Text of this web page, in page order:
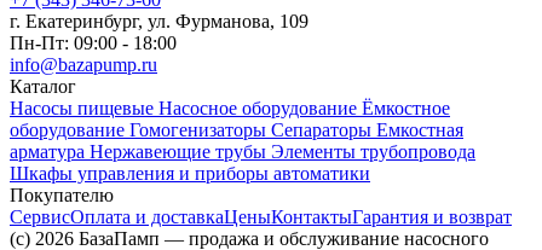
г. Екатеринбург, ул. Фурманова, 109
Пн-Пт: 09:00 - 18:00
info@bazapump.ru
Каталог
Насосы пищевые Насосное оборудование Ёмкостное
оборудование Гомогенизаторы Сепараторы Емкостная
арматура Нержавеющие трубы Элементы трубопровода
Шкафы управления и приборы автоматики
Покупателю
СервисОплата и доставкаЦеныКонтактыГарантия и возврат
(c) 2026 БазаПамп — продажа и обслуживание насосного